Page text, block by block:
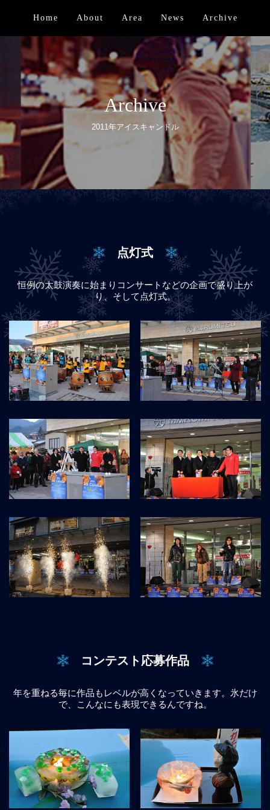
Home About Area News Archive
Archive
2011年アイスキャンドル
点灯式
恒例の太鼓演奏に始まりコンサートなどの企画で盛り上が
り、そして点灯式。
コンテスト応募作品
年を重ねる毎に作品もレベルが高くなっていきます。氷だけ
で、こんなにも表現できるんですね。